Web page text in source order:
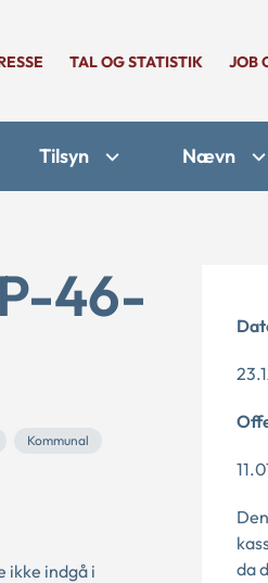
TAL OG STATISTIK JOB
Tilsyn Nævn
46-
Kommunal
ikke indgå i
da